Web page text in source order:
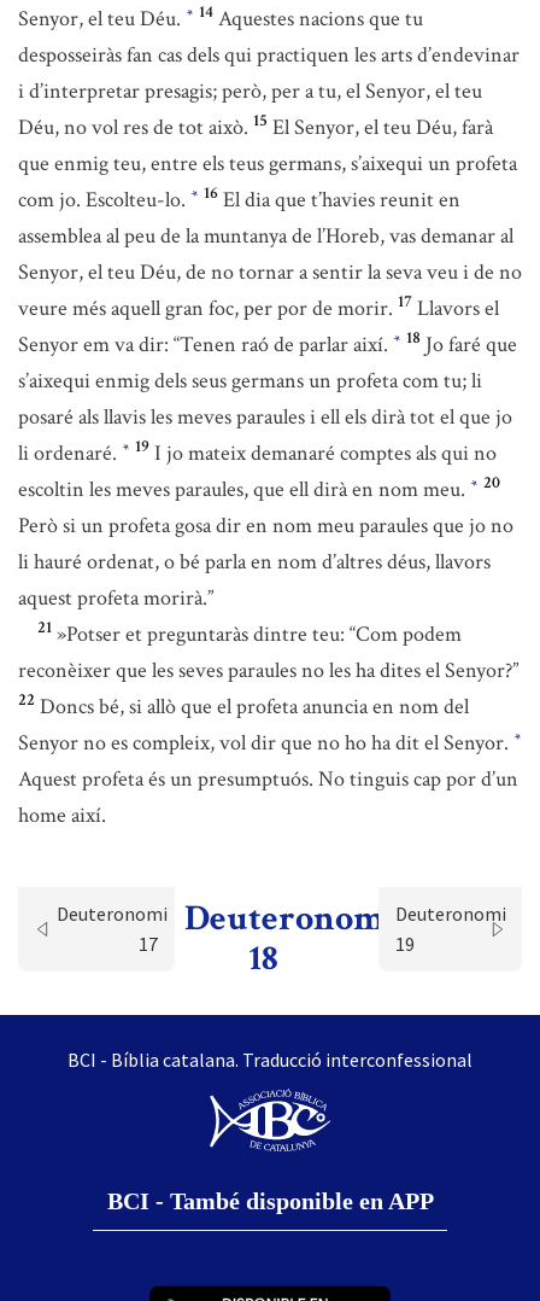
Senyor, el teu Déu. * 14 Aquestes nacions que tu
desposseiràs fan cas dels qui practiquen les arts d’endevinar
i d’interpretar presagis; però, per a tu, el Senyor, el teu
Déu, no vol res de tot això. 15 El Senyor, el teu Déu, farà
que enmig teu, entre els teus germans, s’aixequi un profeta
com jo. Escolteu-lo. * 16 El dia que t’havies reunit en
assemblea al peu de la muntanya de l’Horeb, vas demanar al
Senyor, el teu Déu, de no tornar a sentir la seva veu i de no
veure més aquell gran foc, per por de morir. 17 Llavors el
Senyor em va dir: “Tenen raó de parlar així. * 18 Jo faré que
s’aixequi enmig dels seus germans un profeta com tu; li
posaré als llavis les meves paraules i ell els dirà tot el que jo
li ordenaré. * 19 I jo mateix demanaré comptes als qui no
escoltin les meves paraules, que ell dirà en nom meu. * 20
Però si un profeta gosa dir en nom meu paraules que jo no
li hauré ordenat, o bé parla en nom d’altres déus, llavors
aquest profeta morirà.”
21 »Potser et preguntaràs dintre teu: “Com podem
reconèixer que les seves paraules no les ha dites el Senyor?”
22 Doncs bé, si allò que el profeta anuncia en nom del
Senyor no es compleix, vol dir que no ho ha dit el Senyor. *
Aquest profeta és un presumptuós. No tinguis cap por d’un
home així.
Deuteronomi
17
Deuteronomi
18
Deuteronomi
19
BCI - Bíblia catalana. Traducció interconfessional
BCI - També disponible en APP